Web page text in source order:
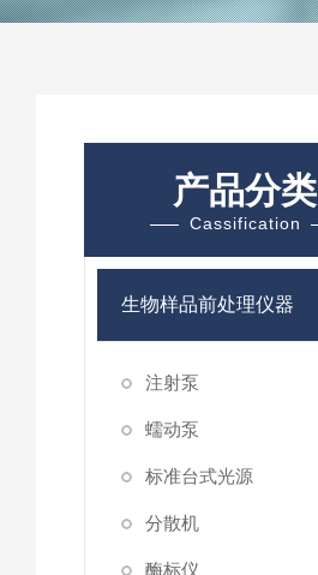
产品分类
Cassification
生物样品前处理仪器
注射泵
蠕动泵
标准台式光源
分散机
酶标仪